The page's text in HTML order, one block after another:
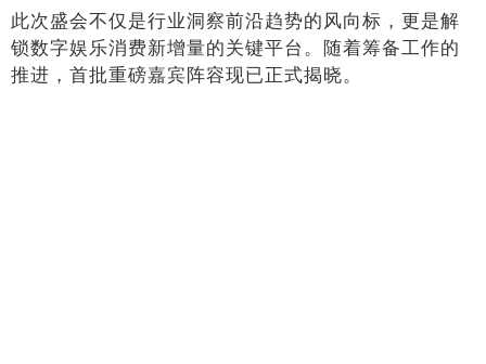
此次盛会不仅是行业洞察前沿趋势的风向标，更是解
锁数字娱乐消费新增量的关键平台。随着筹备工作的
推进，首批重磅嘉宾阵容现已正式揭晓。